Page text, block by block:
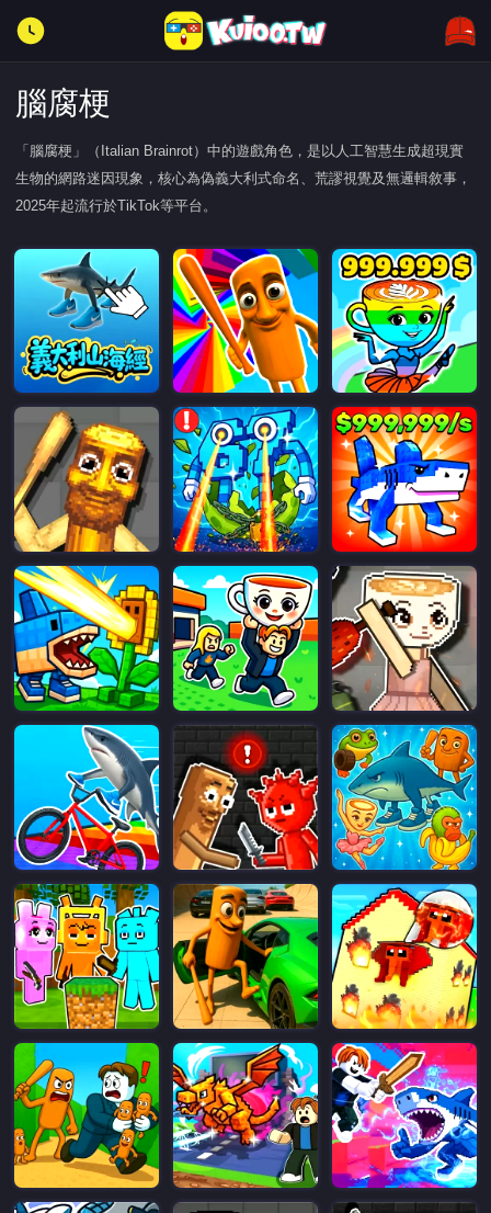
腦腐梗
「腦腐梗」（Italian Brainrot）中的遊戲角色，是以人工智慧生成超現實
生物的網路迷因現象，核心為偽義大利式命名、荒謬視覺及無邏輯敘事，
2025年起流行於TikTok等平台。